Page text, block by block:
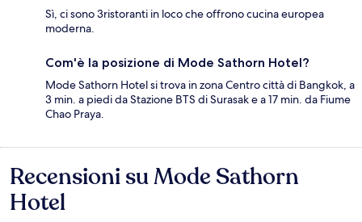
Sì, ci sono 3ristoranti in loco che offrono cucina europea
moderna.
Com'è la posizione di Mode Sathorn Hotel?
Mode Sathorn Hotel si trova in zona Centro città di Bangkok, a
3 min. a piedi da Stazione BTS di Surasak e a 17 min. da Fiume
Chao Praya.
Recensioni
Recensioni su Mode Sathorn
Hotel